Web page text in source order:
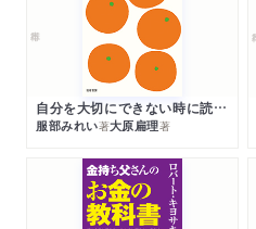
自分を大切にできない時に読む本
服部みれい著大原扁理著